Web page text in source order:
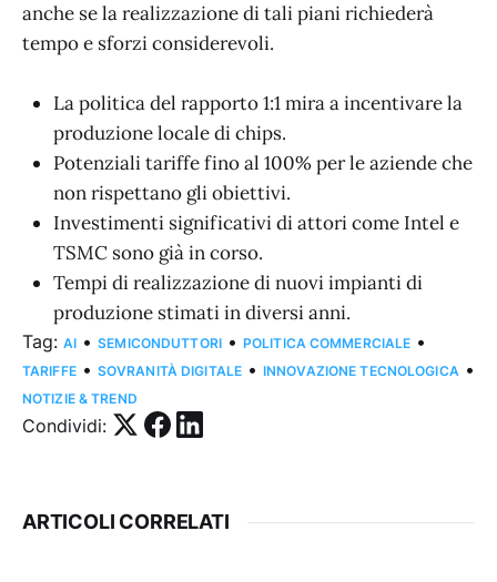
anche se la realizzazione di tali piani richiederà
tempo e sforzi considerevoli.
La politica del rapporto 1:1 mira a incentivare la
produzione locale di chips.
Potenziali tariffe fino al 100% per le aziende che
non rispettano gli obiettivi.
Investimenti significativi di attori come Intel e
TSMC sono già in corso.
Tempi di realizzazione di nuovi impianti di
produzione stimati in diversi anni.
Tag: AI • SEMICONDUTTORI • POLITICA COMMERCIALE •
TARIFFE • SOVRANITÀ DIGITALE • INNOVAZIONE TECNOLOGICA •
NOTIZIE & TREND
Condividi:
ARTICOLI CORRELATI